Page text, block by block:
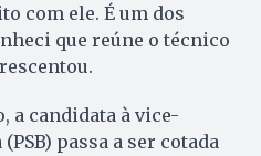
com ele. É um dos
que reúne o técnico
a candidata à vice-
passa a ser cotada